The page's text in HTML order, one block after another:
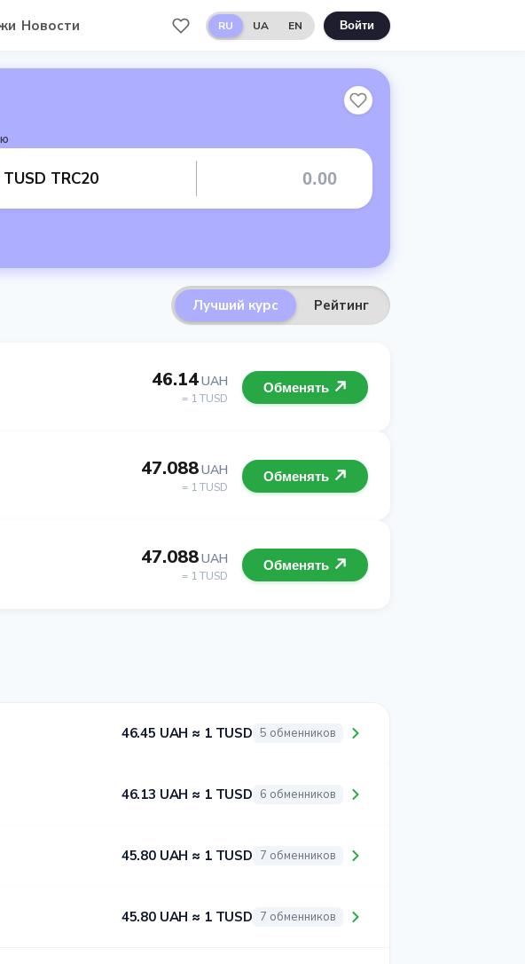
Новости RU UA EN Войти
TUSD TRC20
Лучший курс Рейтинг
46.14UAH
= 1 TUSD
Обменять
47.088UAH
= 1 TUSD
Обменять
47.088UAH
= 1 TUSD
Обменять
46.45 UAH ≈ 1 TUSD 5 обменников
46.13 UAH ≈ 1 TUSD 6 обменников
45.80 UAH ≈ 1 TUSD 7 обменников
45.80 UAH ≈ 1 TUSD 7 обменников